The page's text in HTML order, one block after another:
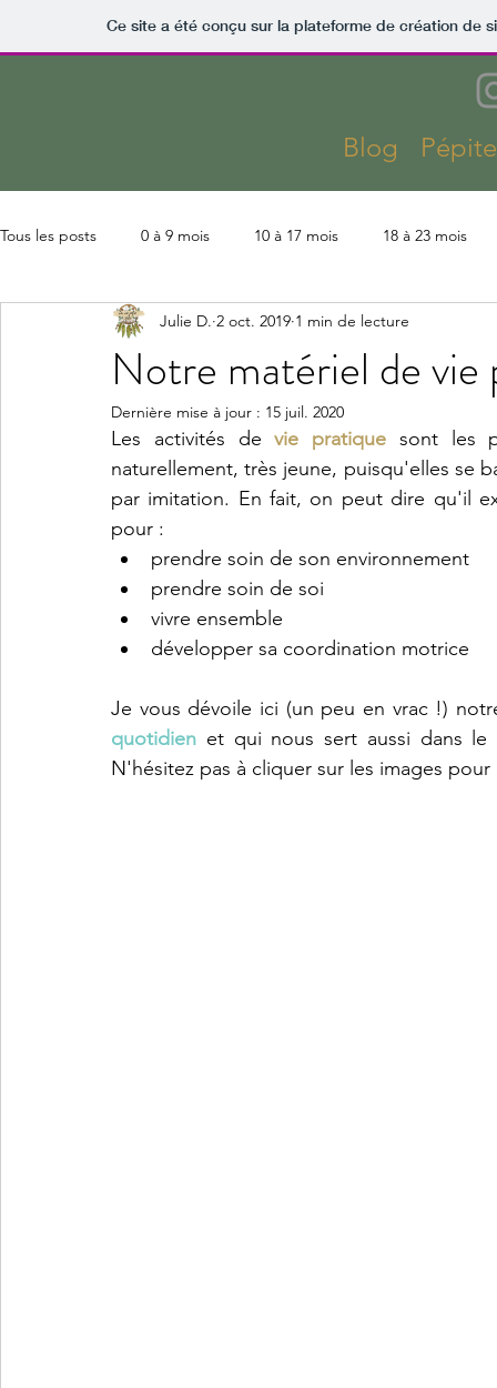
Ce site a été conçu sur la plateforme de création de
Blog
Tous les posts 0 à 9 mois 10 à 17 mois 18 à 23 mois
Lectures Montessori Parentalité
Coût Kaza Aménagements & finitions
Lifestyle et parentalité Sciences et découvertes
Géographie Lecture et écriture
Notre matériel de vie
Julie D. 2 oct. 2019 1 min de lecture
Dernière mise à jour : 15 juil. 2020
Les activités de vie pratique sont les
naturellement, très jeune, puisqu'elles se
par imitation. En fait, on peut dire qu'il
pour :
prendre soin de son environnement
prendre soin de soi
vivre ensemble
développer sa coordination motrice
Je vous dévoile ici (un peu en vrac !)
quotidien et qui nous sert aussi dans
N'hésitez pas à cliquer sur les images